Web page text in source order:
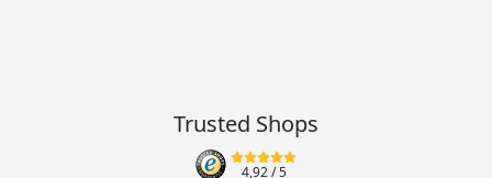
Trusted Shops
4,92/ 5